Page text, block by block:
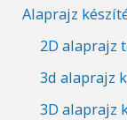
Alaprajz
2D alaprajz
3d alaprajz
3D alaprajz